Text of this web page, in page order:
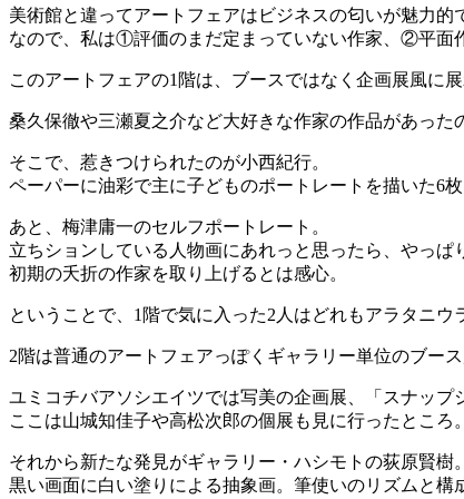
美術館と違ってアートフェアはビジネスの匂いが魅力的
なので、私は①評価のまだ定まっていない作家、②平面
このアートフェアの1階は、ブースではなく企画展風に展
桑久保徹や三瀬夏之介など大好きな作家の作品があった
そこで、惹きつけられたのが小西紀行。
ペーパーに油彩で主に子どものポートレートを描いた6
あと、梅津庸一のセルフポートレート。
立ちションしている人物画にあれっと思ったら、やっ
初期の夭折の作家を取り上げるとは感心。
ということで、1階で気に入った2人はどれもアラタニウ
2階は普通のアートフェアっぽくギャラリー単位のブース
ユミコチバアソシエイツでは写美の企画展、「スナッ
ここは山城知佳子や高松次郎の個展も見に行ったところ
それから新たな発見がギャラリー・ハシモトの荻原賢樹。
黒い画面に白い塗りによる抽象画。筆使いのリズムと構